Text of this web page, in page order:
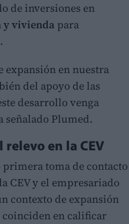
de inversiones en
y vivienda para
expansión en nuestra
del apoyo de las
desarrollo venga
señalado Plumed.
en la CEV
toma de contacto
CEV y el empresariado
contexto de expansión
en calificar